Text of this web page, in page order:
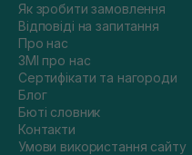
Як зробити замовлення
Відповіді на запитання
Про нас
ЗМІ про нас
Сертифікати та нагороди
Блог
Бюті словник
Контакти
Умови використання сайту